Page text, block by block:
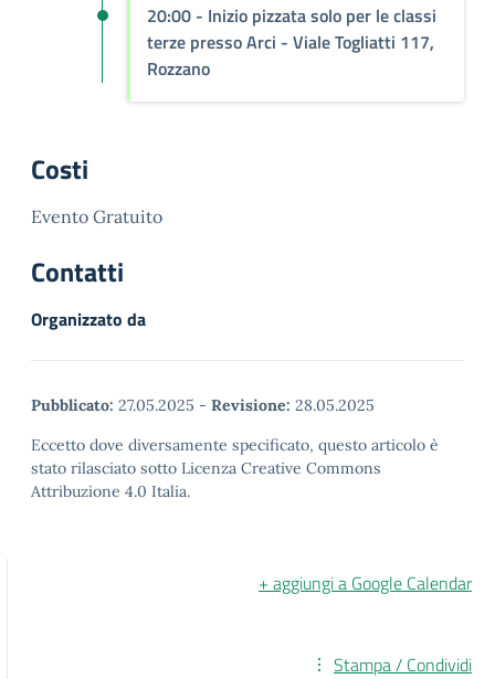
20:00 - Inizio pizzata solo per le classi
terze presso Arci - Viale Togliatti 117,
Rozzano
Costi
Evento Gratuito
Contatti
Organizzato da
Pubblicato: 27.05.2025 - Revisione: 28.05.2025
Eccetto dove diversamente specificato, questo articolo è
stato rilasciato sotto Licenza Creative Commons
Attribuzione 4.0 Italia.
+ aggiungi a Google Calendar
Stampa / Condividi